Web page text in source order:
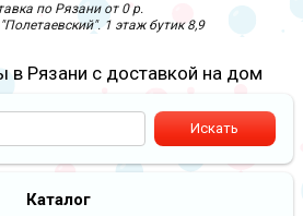
по Рязани от 0 р.
1 этаж бутик 8,9
Рязани с доставкой на дом
Каталог